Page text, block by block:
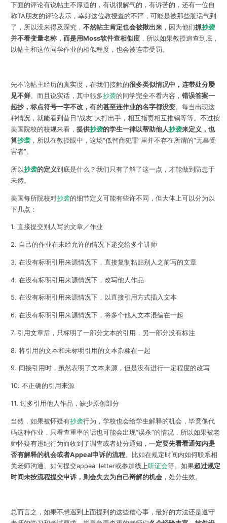
下面的评论有说帖主不厚道的，有说很解气的，有诉苦的，还有一位自
称TA朋友的评论表示，幸好这位教授查的不严，可能是被那些脏话气到
了，所以没来得及深究， 不然帖主肯定也会被揪出来，因为他们抓抄袭
并不看变量名称，而是用Moss软件查相似度，所以如果教授追查到底，
以帖主和这位同学作业的相似程度，也会被连带受罚。
先不论帖主经历的真实度，在我们接触的很多类似情况中，连带处分屡
见不鲜。而且说实话，其中很多抄袭的同学完全不看内容， 错误答案一
起抄，标点符号一字不改，有的甚至连作业的名字都没变。每当出现这
种情况，就能看到昔日“战友”大打出手，相互指责相互推锅等等。不过按
美国院校的校规来看， 提供抄袭的学生一律以帮助他人抄袭来定义，也
算抄袭，所以在教授眼中，这场“低智商犯罪”里并不存在所谓的“无辜受
害者”。
所以抄袭的定义到底是什么？我们只有了解了这一点，才能做到防患于
未然。
美国每所院校对抄袭的细节定义可能有些许不同，但大体上可以分为以
下几点：
1. 直接提交别人写的文章／作业
2. 自己的作业在未经允许的情况下递交给多个讲师
3. 在没有标明引用来源情况下，直接复制粘贴别人之前写的文章
4. 在没有标明引用来源情况下，改写他人作品
5. 在没有标明引用来源情况下，以直接引用方式插入文本
6. 在没有标明引用来源情况下，将多个他人文本混编在一起
7. 引用文章后，只标明了一部分文本的引用，另一部分没有标注
8. 将引用的文本和未标明引用的文本杂糅在一起
9. 间接引用时，虽然表明了文本来源，但是没有进行一定程度的改写
10. 不正确的引用来源
11. 过多引用他人作品，缺少原创部分
当然，如果被怀疑有抄袭行为，学校也会给学生解释的机会，毕竟像代
码这种作业，只看查重率的话也可能会出现“误杀”的情况，所以如果被老
师怀疑有违纪行为而收到了调查或者处分通知， 一定要先看看通知内是
否有解释的机会或者Appeal申诉的流程。比如在规定时间内如何联系相
关老师沟通、如何提交appeal letter或参加线上听证会等。如果超过规定
时间未按流程提交申诉，则会失去为自己辩解的机会，处分生效。
总而言之，如果不想遇到上面提到的这些糟心事，最好的方法还是遵守